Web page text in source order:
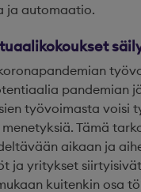
ja automaatio.
pandemian
työvoimasta voisi
Tämä
aikaan ja
ja yritykset
kuitenkin osa